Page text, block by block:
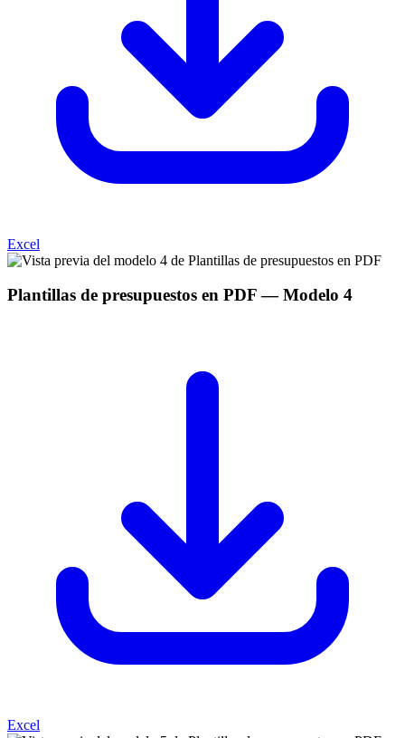
Excel
Plantillas de presupuestos en PDF— Modelo 4
Excel